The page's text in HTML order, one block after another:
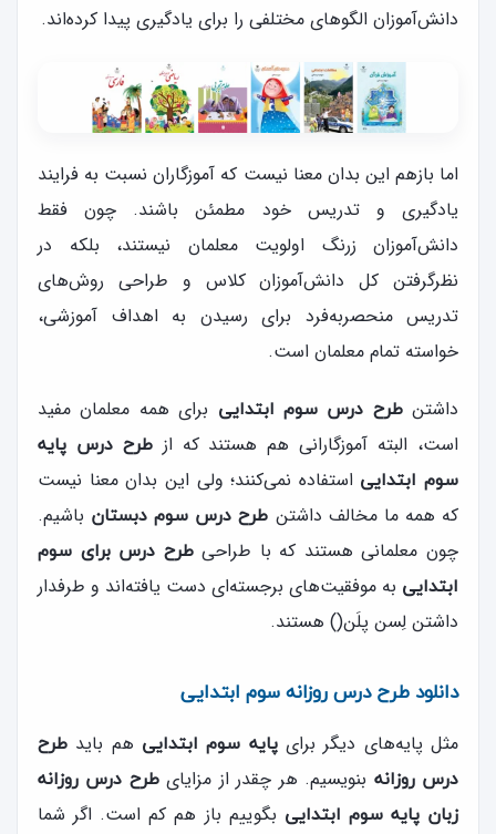
دانش‌آموزان الگوهای مختلفی را برای یادگیری پیدا کرده‌اند.
اما باز‌هم این بدان معنا نیست که آموزگاران نسبت به فرایند
یادگیری و تدریس خود مطمئن باشند. چون فقط
دانش‌آموزان زرنگ اولویت معلمان نیستند، بلکه در
نظرگرفتن کل دانش‌آموزان کلاس و طراحی روش‌های
تدریس منحصر‌به‌فرد برای رسیدن به اهداف آموزشی،
خواسته تمام معلمان است.
داشتنطرح درس سوم ابتدایی برای همه معلمان مفید
است، البته آموزگارانی هم هستند که ازطرح درس پایه
سوم ابتدایی استفاده نمی‌کنند؛ ولی این بدان معنا نیست
که همه ما مخالف داشتن طرح درس سوم دبستان باشیم.
چون معلمانی هستند که با طراحیطرح درس برای سوم
ابتدایی به موفقیت‌های برجسته‌ای دست یافته‌اند و طرفدار
داشتن لِسن پلَن() هستند.
دانلود طرح درس روزانه سوم ابتدایی
مثل پایه‌های دیگر برای پایه سوم ابتدایی هم باید طرح
درس روزانه بنویسیم. هر چقدر از مزایایطرح درس روزانه
زبان پایه سوم ابتدایی بگوییم باز هم کم است. اگر شما